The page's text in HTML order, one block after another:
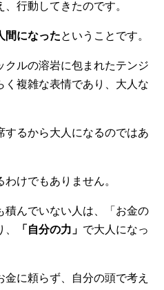
行動してきたのです。
間になったということです。
クルの溶岩に包まれたテンジ
く複雑な表情であり、大人な
するから大人になるのではあ
けでもありません。
積んでいない人は、「お金の
「自分の力」 で大人になっ
に頼らず、自分の頭で考え